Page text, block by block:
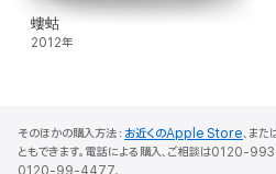
螻蛄
2012年
そのほかの購入方法： お近くのApple Store、また
ともできます。電話による購入、ご相談は